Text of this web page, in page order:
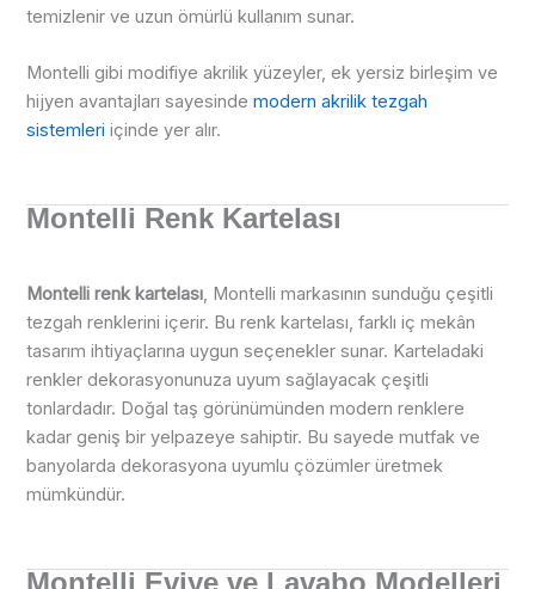
temizlenir ve uzun ömürlü kullanım sunar.
Montelli gibi modifiye akrilik yüzeyler, ek yersiz birleşim ve
hijyen avantajları sayesindemodern akrilik tezgah
sistemleri içinde yer alır.
Montelli Renk Kartelası
Montelli renk kartelası, Montelli markasının sunduğu çeşitli
tezgah renklerini içerir. Bu renk kartelası, farklı iç mekân
tasarım ihtiyaçlarına uygun seçenekler sunar. Karteladaki
renkler dekorasyonunuza uyum sağlayacak çeşitli
tonlardadır. Doğal taş görünümünden modern renklere
kadar geniş bir yelpazeye sahiptir. Bu sayede mutfak ve
banyolarda dekorasyona uyumlu çözümler üretmek
mümkündür.
Montelli Eviye ve Lavabo Modelleri